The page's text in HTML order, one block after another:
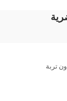
تربة